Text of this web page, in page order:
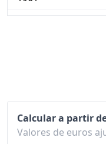
1966
Calcular a partir
Valores de euros